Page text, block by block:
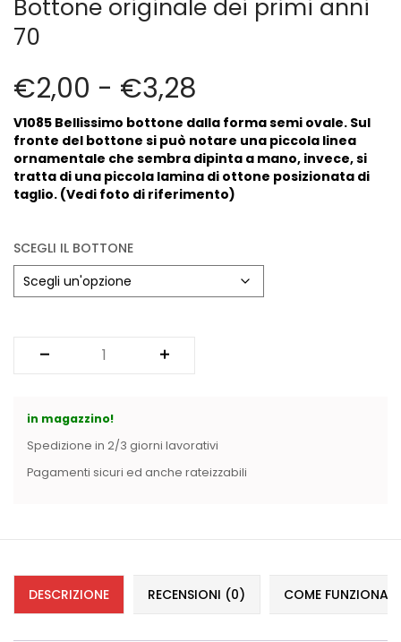
Guanti (1)
LANA (27)
Nastri, fettucce, cordoni, (49)
Pizzi (11)
Prodotti per la sartoria (34)
Ricamo (119)
Quadri Mezzo Punto (92)
Canovacci Completi di Filati e Ago (24)
Set di Bottoni Vintage (77)
Swarovski (2)
Vintage (165)
Bottone originale dei primi anni
70
€2,00 - €3,28
V1085 Bellissimo bottone dalla forma semi ovale. Sul
fronte del bottone si può notare una piccola linea
ornamentale che sembra dipinta a mano, invece, si
tratta di una piccola lamina di ottone posizionata di
taglio. (Vedi foto di riferimento)
SCEGLI IL BOTTONE
in magazzino!
Spedizione in 2/3 giorni lavorativi
Pagamenti sicuri ed anche rateizzabili
DESCRIZIONE RECENSIONI (0) COME